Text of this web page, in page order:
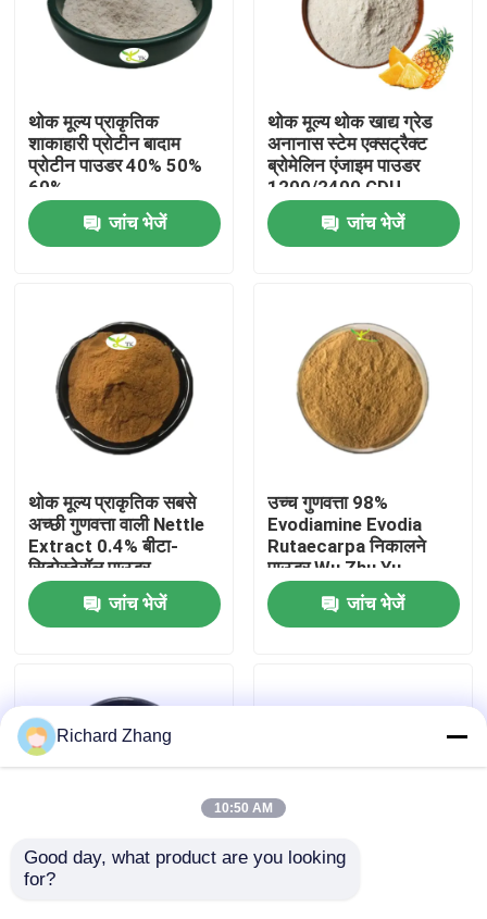
उत्पाद
हमारे बारे में
कारखाना भ्रमण
गुणवत्ता नियंत्रण
हमसे संपर्क करें
एक उद्धरण का अनुरोध करें
प्लांट एक्सट्रैक्ट पाउडर
थोक मूल्य प्राकृतिक
शाकाहारी प्रोटीन बादाम
प्रोटीन पाउडर 40% 50%
60%
जांच भेजें
थोक मूल्य थोक खाद्य ग्रेड
अनानास स्टेम एक्सट्रैक्ट
ब्रोमेलिन एंजाइम पाउडर
1200/2400 GDU
जांच भेजें
थोक मूल्य प्राकृतिक सबसे
अच्छी गुणवत्ता वाली Nettle
Extract 0.4% बीटा-
सिटोस्टेरॉल पाउडर
जांच भेजें
उच्च गुणवत्ता 98%
Evodiamine Evodia
Rutaecarpa निकालने
पाउडर Wu Zhu Yu
निकालने पाउडर
जांच भेजें
थाइम पत्ती का अर्क पाउडर
Richard Zhang
10:50 AM
Good day, what product are you looking
for?